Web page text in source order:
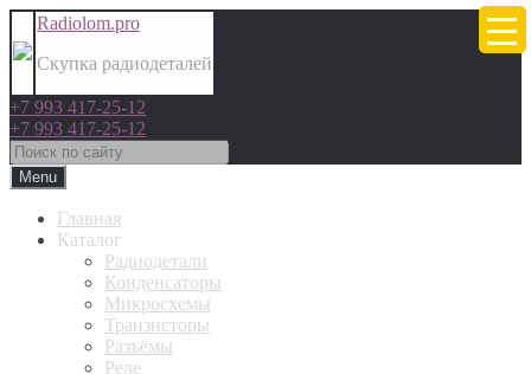
Radiolom.pro
Скупка радиодеталей
+7 993 417-25-12
+7 993 417-25-12
Menu
Главная
Каталог
Радиодетали
Конденсаторы
Микросхемы
Транзисторы
Разъёмы
Реле